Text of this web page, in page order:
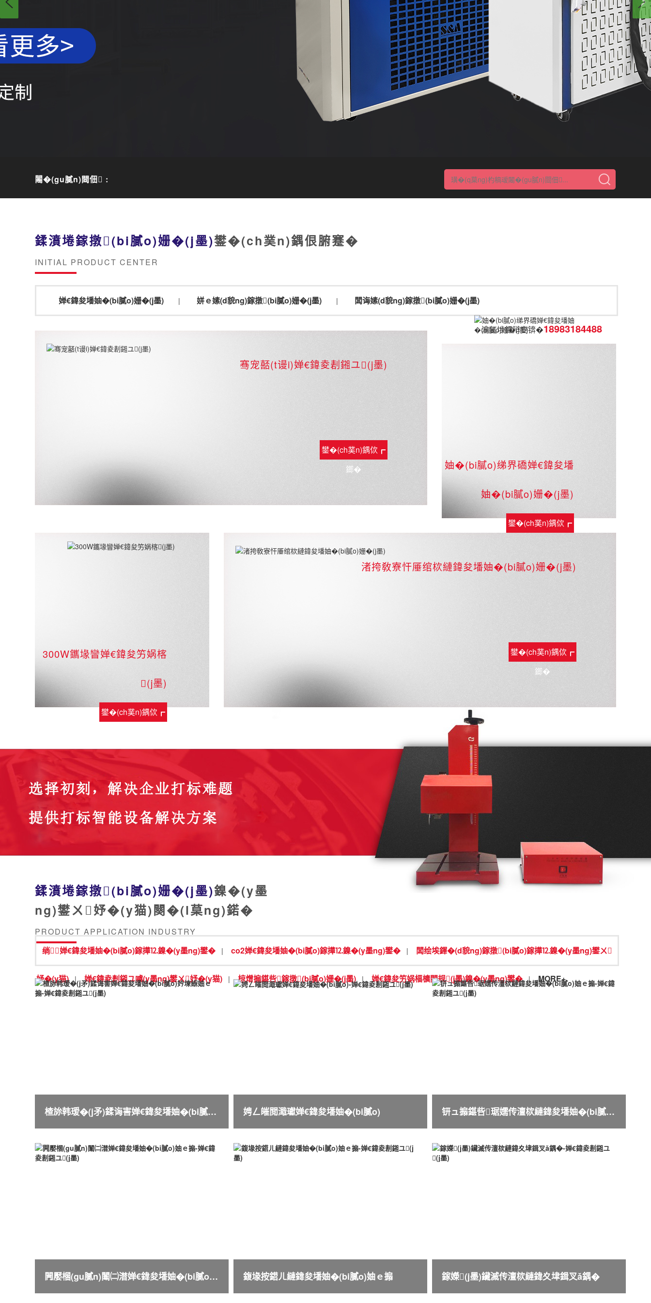
闂�(gu膩n)閸佃 :
鍒濆埢鎵撴(bi膩o)姗�(j墨)鐢�(ch菐n)鍝佷腑蹇�
INITIAL PRODUCT CENTER
婵€鍏夋墦妯�(bi膩o)姗�(j墨) | 姘ｅ嫊(d貌ng)鎵撴(bi膩o)姗�(j墨) | 闆诲嫊(d貌ng)鎵撴(bi膩o)姗�(j墨)
瀹氬埗鐔辩窔锛�18983184488
骞宠嚭(t谩i)婵€鍏夌剨鎺ユ(j墨)
鐢�(ch菐n)鍝佽┏
鎯�
妯�(bi膩o)绨界礄婵€鍏夋墦
妯�(bi膩o)姗�(j墨)
鐢�(ch菐n)鍝佽┏
300W鑴堟矕婵€鍏夋竻娲楁
(j墨)
鐢�(ch菐n)鍝佽┏
渚挎敎寮忓厜绾栨縺鍏夋墦妯�(bi膩o)姗�(j墨)
鐢�(ch菐n)鍝佽┏
鎯�
鍒濆埢鎵撴(bi膩o)姗�(j墨)鎳�(y墨
ng)鐢ㄨ妤�(y猫)闋�(l菒ng)鍩�
PRODUCT APPLICATION INDUSTRY
绱婵€鍏夋墦妯�(bi膩o)鎵撶⒓鎳�(y墨ng)鐢�
| co2婵€鍏夋墦妯�(bi膩o)鎵撶⒓鎳�(y墨ng)鐢� | 闆绘埃鍕�(d貌ng)鎵撴(bi膩o)鎵撶⒓鎳�(y墨ng)鐢ㄨ
妤�(y猫) | 婵€鍏夌剨鎺ユ噳(y墨ng)鐢ㄨ妤�(y猫) | 椋熷搧鍖呰鎵撴(bi膩o)姗�(j墨) | 婵€鍏夋竻娲楅櫎閵规(j墨)鎳�(y墨ng)鐢� | MORE+
楂旀韩瑷�(j矛)鍒诲害婵€鍏夋墦妯�(bi膩o)妗堜緥妯ｅ搧 娉ㄥ皠閲濈瓛婵€鍏夋墦妯�(bi膩o) 钘ュ搧鍖呰琚嬬传澶栨縺鍏夋墦妯�(bi膩o)妯ｅ搧
闁嬮棞(gu膩n)闈㈡澘婵€鍏夋墦妯�(bi膩o)妯ｅ搧 鍑堟按鍣ㄦ縺鍏夋墦妯�(bi膩o)妯ｅ搧 鎵嬫(j墨)鑶滅传澶栨縺鍏夊垏鍓叉ǎ鍝�